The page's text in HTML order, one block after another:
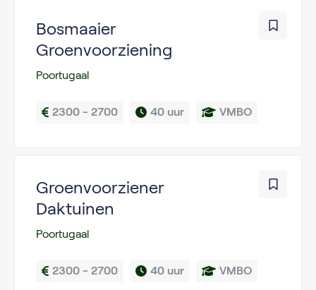
Bosmaaier
Groenvoorziening
Poortugaal
2300 - 2700 40 uur VMBO
Groenvoorziener
Daktuinen
Poortugaal
2300 - 2700 40 uur VMBO